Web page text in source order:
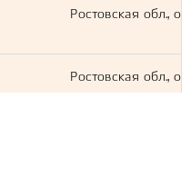
Ростовская обл.,
Ростовская обл.,